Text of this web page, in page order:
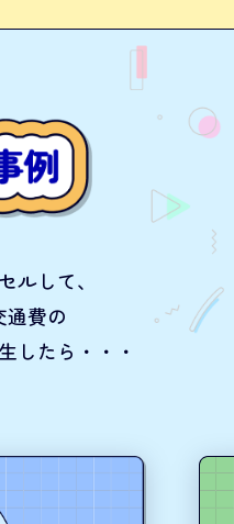
ルして、
通費の
したら・・・